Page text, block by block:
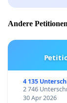
Andere
4 135
2 746
30 Apr 2026